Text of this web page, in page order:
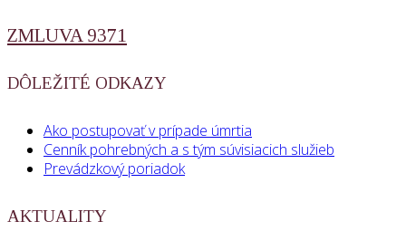
ZMLUVA 9371
DÔLEŽITÉ ODKAZY
Ako postupovať v prípade úmrtia
Cenník pohrebných a s tým súvisiacich služieb
Prevádzkový poriadok
AKTUALITY